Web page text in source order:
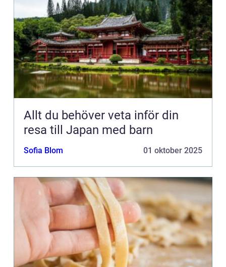
Allt du behöver veta inför din
resa till Japan med barn
Sofia Blom 01 oktober 2025